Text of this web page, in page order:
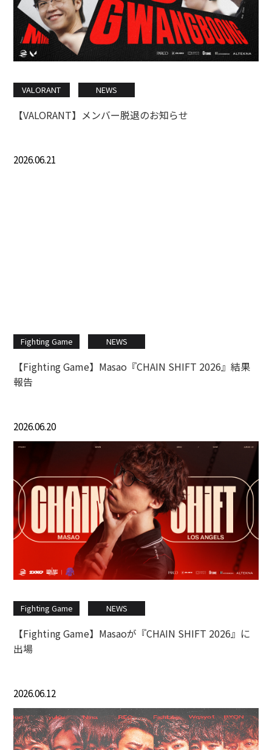
VALORANT NEWS
【VALORANT】メンバー脱退のお知らせ
2026.06.21
Fighting Game NEWS
【Fighting Game】Masao『CHAIN SHIFT 2026』結果
報告
2026.06.20
Fighting Game NEWS
【Fighting Game】Masaoが『CHAIN SHIFT 2026』に
出場
2026.06.12